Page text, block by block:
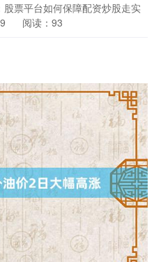
股票平台如何保障配资炒股走实
阅读：93